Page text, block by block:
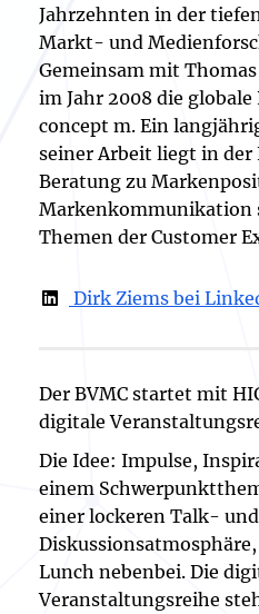
Jahrzehnten in der
Markt- und
Gemeinsam mit
im Jahr 2008 die globale
concept m. Ein
seiner Arbeit liegt in der
Beratung zu
Markenkommunikation
Themen der Customer
Dirk Ziems bei
Der BVMC startet mit
digitale
Die Idee: Impulse,
einem
einer lockeren Talk- und
Lunch nebenbei. Die
Veranstaltungsreihe